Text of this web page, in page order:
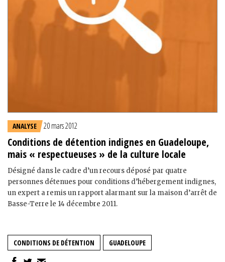
ANALYSE 20 mars 2012
Conditions de détention indignes en Guadeloupe,
mais « respectueuses » de la culture locale
Désigné dans le cadre d’un recours déposé par quatre
personnes détenues pour conditions d’hébergement indignes,
un expert a remis un rapport alarmant sur la maison d’arrêt de
Basse-Terre le 14 décembre 2011.
CONDITIONS DE DÉTENTION GUADELOUPE